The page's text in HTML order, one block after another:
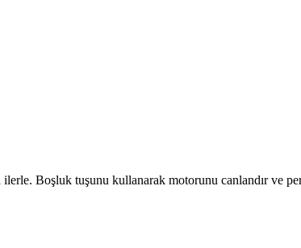
Boşluk tuşunu kullanarak motorunu canlandır ve